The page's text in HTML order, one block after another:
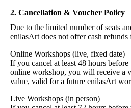
2. Cancellation & Voucher Policy
Due to the limited number of seats
enilasArt does not offer cash
Online Workshops (live, fixed date)
If you cancel at least 48 hours before
online workshop, you will receive a
value, valid for a future enilasArt
Live Workshops (in person)